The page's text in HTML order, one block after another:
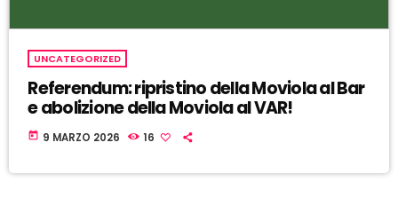
UNCATEGORIZED
Referendum: ripristino della Moviola al Bar
e abolizione della Moviola al VAR!
today 9 MARZO 2026 16